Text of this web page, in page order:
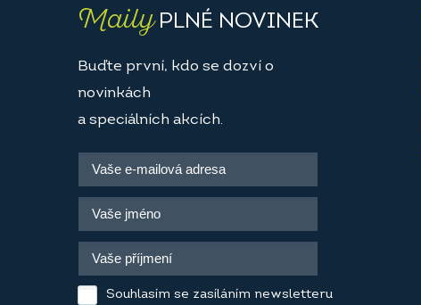
MailyPLNÉ NOVINEK
Buďte první, kdo se dozví o
novinkách
a speciálních akcích.
Souhlasím se zasíláním newsletteru